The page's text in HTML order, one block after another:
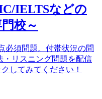
IELTSなどの
校～
須問題。付帯状況の問
・リスニング問題を配信
してみてください！